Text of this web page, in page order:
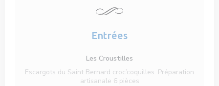
Entrées
Les Croustilles
Escargots du Saint Bernard croc’coquilles. Préparation
artisanale 6 pièces